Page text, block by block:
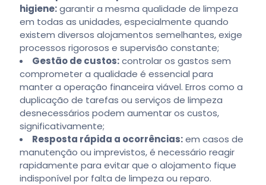
higiene:garantir a mesma qualidade de limpeza
em todas as unidades, especialmente quando
existem diversos alojamentos semelhantes, exige
processos rigorosos e supervisão constante;
Gestão de custos:controlar os gastos sem
comprometer a qualidade é essencial para
manter a operação financeira viável. Erros como a
duplicação de tarefas ou serviços de limpeza
desnecessários podem aumentar os custos,
significativamente;
Resposta rápida a ocorrências:em casos de
manutenção ou imprevistos, é necessário reagir
rapidamente para evitar que o alojamento fique
indisponível por falta de limpeza ou reparo.